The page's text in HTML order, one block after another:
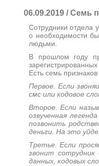
06.09.2019 / Семь
Сотрудники отдела
о необходимости
людьми.
В прошлом году
Есть семь
Первое. Если
смс или кодовое
Второе. Если
озвученная
позвонить
деньги. На это
Третье. Если
звонит сотрудник
данных, кодовых